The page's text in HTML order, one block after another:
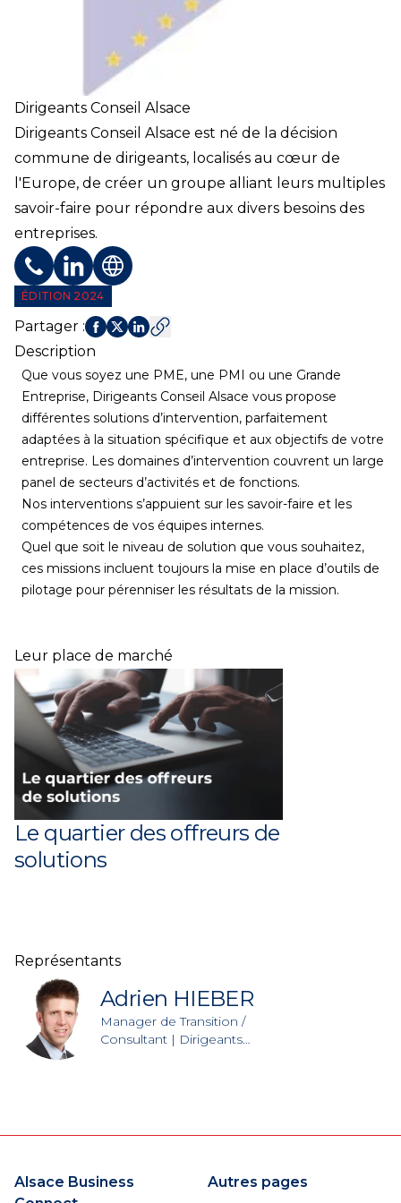
Dirigeants Conseil Alsace
Dirigeants Conseil Alsace est né de la décision
commune de dirigeants, localisés au cœur de
l'Europe, de créer un groupe alliant leurs multiples
savoir-faire pour répondre aux divers besoins des
entreprises.
TéléphoneProfil LinkedIn
Site web
ÉDITION 2024
Partager :
Description
Que vous soyez une PME, une PMI ou une Grande
Entreprise, Dirigeants Conseil Alsace vous propose
différentes solutions d’intervention, parfaitement
adaptées à la situation spécifique et aux objectifs de votre
entreprise. Les domaines d’intervention couvrent un large
panel de secteurs d’activités et de fonctions.
Nos interventions s’appuient sur les savoir-faire et les
compétences de vos équipes internes.
Quel que soit le niveau de solution que vous souhaitez,
ces missions incluent toujours la mise en place d’outils de
pilotage pour pérenniser les résultats de la mission.
Leur place de marché
Le quartier des offreurs de
solutions
Représentants
Adrien HIEBER
Manager de Transition /
Consultant | Dirigeants
Alsace Business
Autres pages